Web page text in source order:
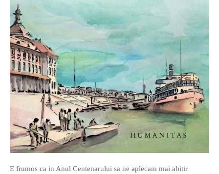
If you like movies, words and
E frumos ca in Anul Centenarului sa ne aplecam mai abitir